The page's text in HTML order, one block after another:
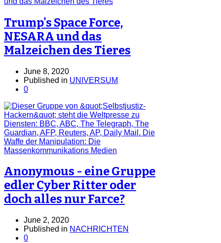
Trump's Space Force,
NESARA und das
Malzeichen des Tieres
June 8, 2020
Published in UNIVERSUM
0
Anonymous - eine Gruppe
edler Cyber Ritter oder
doch alles nur Farce?
June 2, 2020
Published in NACHRICHTEN
0